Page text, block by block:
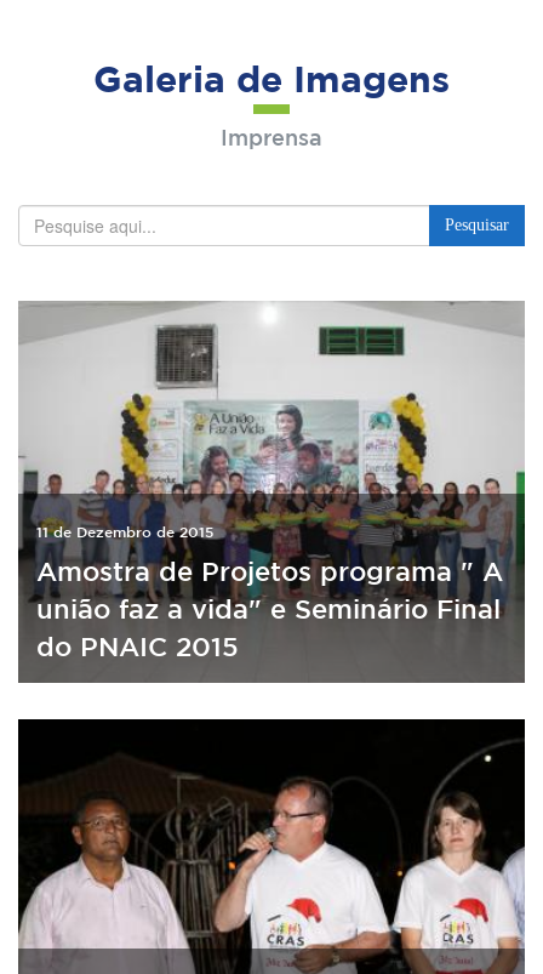
Galeria de Imagens
Imprensa
Pesquisar
11 de Dezembro de 2015
Amostra de Projetos programa " A
união faz a vida" e Seminário Final
do PNAIC 2015